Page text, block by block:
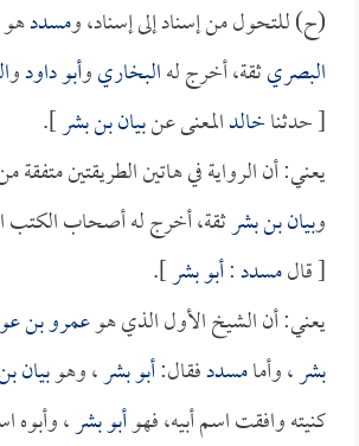
(ح) للتحول من إسناد إلى إسناد، ومسددهو
البصريثقة، أخرج لهالبخاريوأبو داودو
[ حدثناخالدالمعنى عنبيان بن بشر].
يعني: أن الرواية في هاتين الطريقتين
وبيان بن بشرثقة، أخرج له أصحاب الكتب
[ قالمسدد:أبو بشر].
يعني: أن الشيخ الأول الذي هوعمرو بن
بشر، وأمامسددفقال:أبو بشر، وهوبيان
كنيته وافقت اسم أبيه، فهوأبو بشر، وأبوه